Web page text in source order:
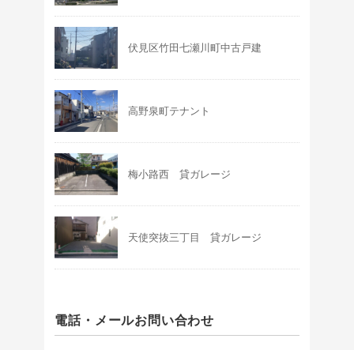
伏見区竹田七瀬川町中古戸建
高野泉町テナント
梅小路西 貸ガレージ
天使突抜三丁目 貸ガレージ
電話・メールお問い合わせ